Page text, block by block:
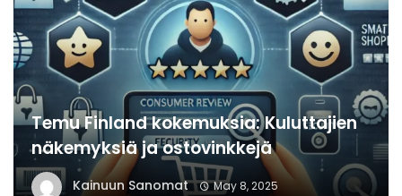
Temu Finland kokemuksia: Kuluttajien
näkemyksiä ja ostovinkkejä
Kainuun Sanomat May 8, 2025